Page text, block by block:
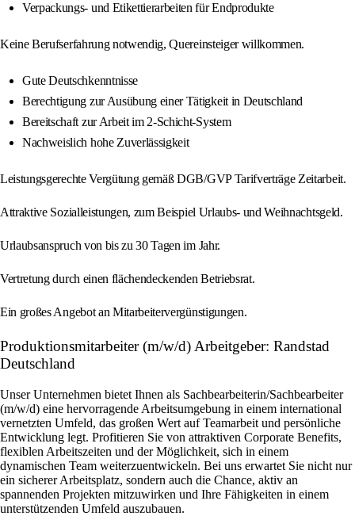
Verpackungs- und Etikettierarbeiten für Endprodukte
Keine Berufserfahrung notwendig, Quereinsteiger willkommen.
Gute Deutschkenntnisse
Berechtigung zur Ausübung einer Tätigkeit in Deutschland
Bereitschaft zur Arbeit im 2-Schicht-System
Nachweislich hohe Zuverlässigkeit
Leistungsgerechte Vergütung gemäß DGB/GVP Tarifverträge Zeitarbeit.
Attraktive Sozialleistungen, zum Beispiel Urlaubs- und Weihnachtsgeld.
Urlaubsanspruch von bis zu 30 Tagen im Jahr.
Vertretung durch einen flächendeckenden Betriebsrat.
Ein großes Angebot an Mitarbeitervergünstigungen.
Produktionsmitarbeiter (m/w/d) Arbeitgeber: Randstad
Deutschland
Unser Unternehmen bietet Ihnen als Sachbearbeiterin/Sachbearbeiter
(m/w/d) eine hervorragende Arbeitsumgebung in einem international
vernetzten Umfeld, das großen Wert auf Teamarbeit und persönliche
Entwicklung legt. Profitieren Sie von attraktiven Corporate Benefits,
flexiblen Arbeitszeiten und der Möglichkeit, sich in einem
dynamischen Team weiterzuentwickeln. Bei uns erwartet Sie nicht nur
ein sicherer Arbeitsplatz, sondern auch die Chance, aktiv an
spannenden Projekten mitzuwirken und Ihre Fähigkeiten in einem
unterstützenden Umfeld auszubauen.